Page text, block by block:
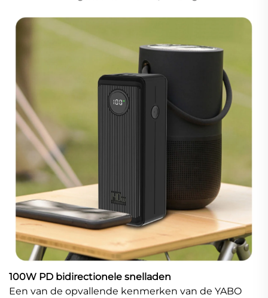
100W PD bidirectionele snelladen
Een van de opvallende kenmerken van de YABO